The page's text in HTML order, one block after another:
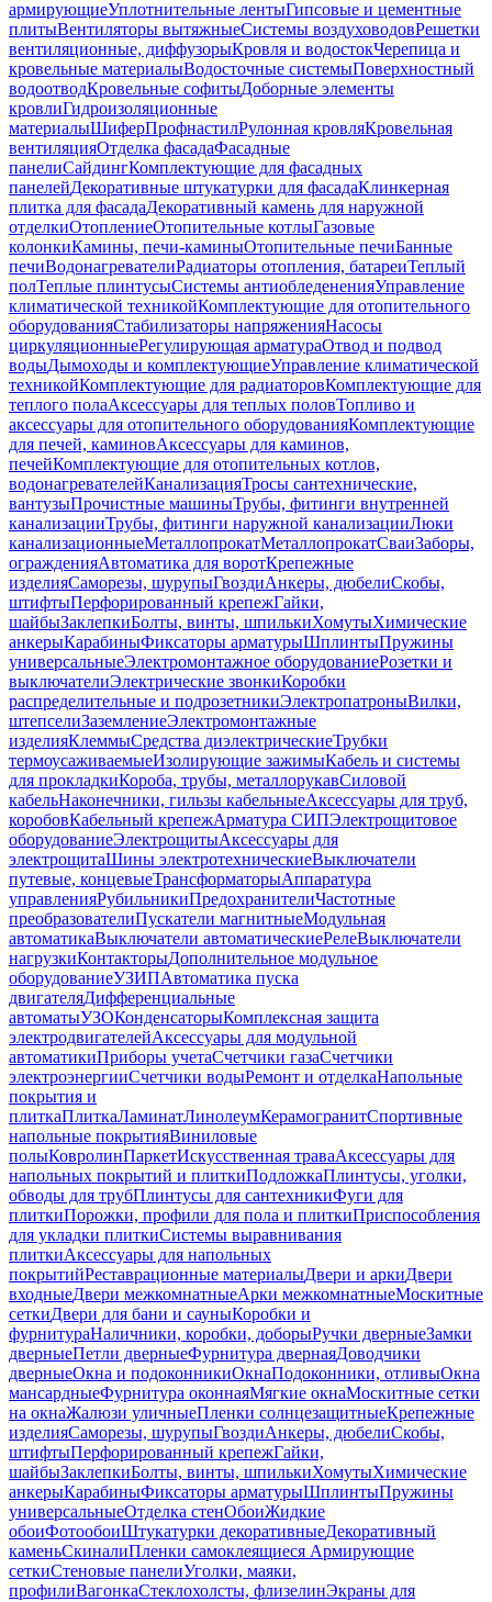
армирующиеУплотнительные лентыГипсовые и цементные
плитыВентиляторы вытяжныеСистемы воздуховодовРешетки
вентиляционные, диффузорыКровля и водостокЧерепица и
кровельные материалыВодосточные системыПоверхностный
водоотводКровельные софитыДоборные элементы
кровлиГидроизоляционные
материалыШиферПрофнастилРулонная кровляКровельная
вентиляцияОтделка фасадаФасадные
панелиСайдингКомплектующие для фасадных
панелейДекоративные штукатурки для фасадаКлинкерная
плитка для фасадаДекоративный камень для наружной
отделкиОтоплениеОтопительные котлыГазовые
колонкиКамины, печи-каминыОтопительные печиБанные
печиВодонагревателиРадиаторы отопления, батареиТеплый
полТеплые плинтусыСистемы антиобледененияУправление
климатической техникойКомплектующие для отопительного
оборудованияСтабилизаторы напряженияНасосы
циркуляционныеРегулирующая арматураОтвод и подвод
водыДымоходы и комплектующиеУправление климатической
техникойКомплектующие для радиаторовКомплектующие для
теплого полаАксессуары для теплых половТопливо и
аксессуары для отопительного оборудованияКомплектующие
для печей, каминовАксессуары для каминов,
печейКомплектующие для отопительных котлов,
водонагревателейКанализацияТросы сантехнические,
вантузыПрочистные машиныТрубы, фитинги внутренней
канализацииТрубы, фитинги наружной канализацииЛюки
канализационныеМеталлопрокатМеталлопрокатСваиЗаборы,
огражденияАвтоматика для воротКрепежные
изделияСаморезы, шурупыГвоздиАнкеры, дюбелиСкобы,
штифтыПерфорированный крепежГайки,
шайбыЗаклепкиБолты, винты, шпилькиХомутыХимические
анкерыКарабиныФиксаторы арматурыШплинтыПружины
универсальныеЭлектромонтажное оборудованиеРозетки и
выключателиЭлектрические звонкиКоробки
распределительные и подрозетникиЭлектропатроныВилки,
штепселиЗаземлениеЭлектромонтажные
изделияКлеммыСредства диэлектрическиеТрубки
термоусаживаемыеИзолирующие зажимыКабель и системы
для прокладкиКороба, трубы, металлорукавСиловой
кабельНаконечники, гильзы кабельныеАксессуары для труб,
коробовКабельный крепежАрматура СИПЭлектрощитовое
оборудованиеЭлектрощитыАксессуары для
электрощитаШины электротехническиеВыключатели
путевые, концевыеТрансформаторыАппаратура
управленияРубильникиПредохранителиЧастотные
преобразователиПускатели магнитныеМодульная
автоматикаВыключатели автоматическиеРелеВыключатели
нагрузкиКонтакторыДополнительное модульное
оборудованиеУЗИПАвтоматика пуска
двигателяДифференциальные
автоматыУЗОКонденсаторыКомплексная защита
электродвигателейАксессуары для модульной
автоматикиПриборы учетаСчетчики газаСчетчики
электроэнергииСчетчики водыРемонт и отделкаНапольные
покрытия и
плиткаПлиткаЛаминатЛинолеумКерамогранитСпортивные
напольные покрытияВиниловые
полыКовролинПаркетИскусственная траваАксессуары для
напольных покрытий и плиткиПодложкаПлинтусы, уголки,
обводы для трубПлинтусы для сантехникиФуги для
плиткиПорожки, профили для пола и плиткиПриспособления
для укладки плиткиСистемы выравнивания
плиткиАксессуары для напольных
покрытийРеставрационные материалыДвери и аркиДвери
входныеДвери межкомнатныеАрки межкомнатныеМоскитные
сеткиДвери для бани и сауныКоробки и
фурнитураНаличники, коробки, доборыРучки дверныеЗамки
дверныеПетли дверныеФурнитура двернаяДоводчики
дверныеОкна и подоконникиОкнаПодоконники, отливыОкна
мансардныеФурнитура оконнаяМягкие окнаМоскитные сетки
на окнаЖалюзи уличныеПленки солнцезащитныеКрепежные
изделияСаморезы, шурупыГвоздиАнкеры, дюбелиСкобы,
штифтыПерфорированный крепежГайки,
шайбыЗаклепкиБолты, винты, шпилькиХомутыХимические
анкерыКарабиныФиксаторы арматурыШплинтыПружины
универсальныеОтделка стенОбоиЖидкие
обоиФотообоиШтукатурки декоративныеДекоративный
каменьСкиналиПленки самоклеящиеся Армирующие
сеткиСтеновые панелиУголки, маяки,
профилиВагонкаСтеклохолсты, флизелинЭкраны для